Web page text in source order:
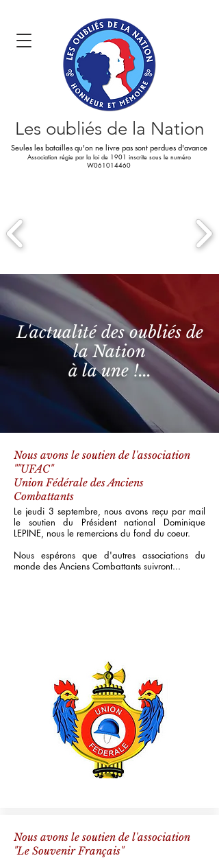
Seules les batailles qu'on ne livre pas sont perdues d'avance
Association régie par la loi de 1901 inscrite sous le numéro
W061014460
Les oubliés de la Nation
L'actualité des oubliés de
la Nation
à la une !...
Nous avons le soutien de l'association
""UFAC"
Union Fédérale des Anciens
Combattants
Le jeudi 3 septembre, nous avons reçu par mail
le soutien du Président national Dominique
LEPINE, nous le remercions du fond du coeur.
Nous espérons que d'autres associations du
monde des Anciens Combattants suivront...
Nous avons le soutien de l'association
"Le Souvenir Français"